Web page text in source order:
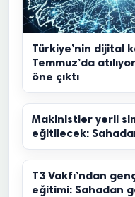
Türkiye’nin dijital
Temmuz’da
öne çıktı
Makinistler yerli
eğitilecek:
T3 Vakfı’ndan
eğitimi: Sahadan